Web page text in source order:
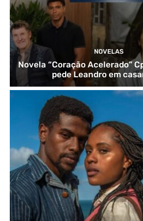
NOVELAS
Novela “Coração Acelerado”
pede Leandro em